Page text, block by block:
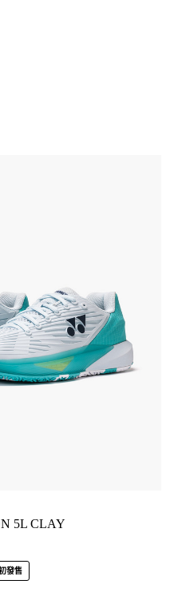
5L CLAY
發售